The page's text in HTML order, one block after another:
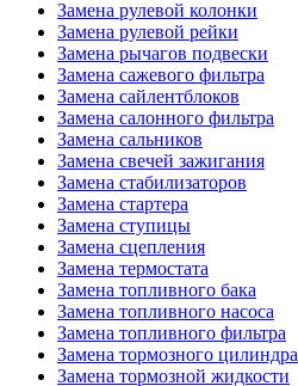
Замена рулевой колонки
Замена рулевой рейки
Замена рычагов подвески
Замена сажевого фильтра
Замена сайлентблоков
Замена салонного фильтра
Замена сальников
Замена свечей зажигания
Замена стабилизаторов
Замена стартера
Замена ступицы
Замена сцепления
Замена термостата
Замена топливного бака
Замена топливного насоса
Замена топливного фильтра
Замена тормозного цилиндра
Замена тормозной жидкости